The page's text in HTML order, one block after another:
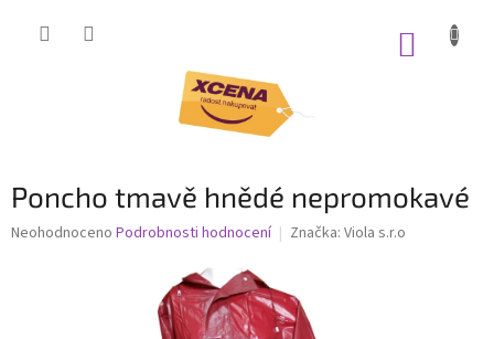
Poncho tmavě hnědé nepromokavé
Průměrné
Neohodnoceno Podrobnosti hodnocení Značka: Viola s.r.o